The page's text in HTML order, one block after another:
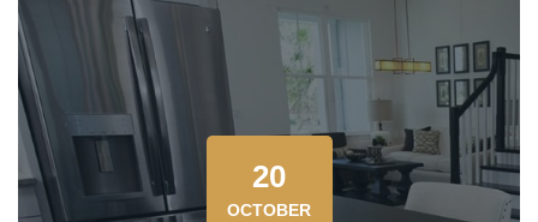
20
OCTOBER